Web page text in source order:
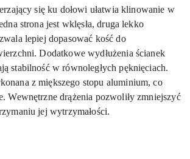
się ku dołowi ułatwia klinowanie w
strona jest wklęsła, druga lekko
lepiej dopasować kość do
Dodatkowe wydłużenia ścianek
stabilność w równoległych pęknięciach.
z miększego stopu aluminium, co
Wewnętrzne drążenia pozwoliły zmniejszyć
jej wytrzymałości.